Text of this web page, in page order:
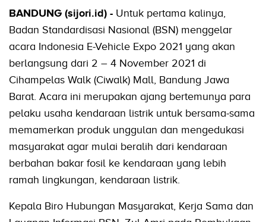
BANDUNG (sijori.id) - Untuk pertama kalinya,
Badan Standardisasi Nasional (BSN) menggelar
acara Indonesia E-Vehicle Expo 2021 yang akan
berlangsung dari 2 – 4 November 2021 di
Cihampelas Walk (Ciwalk) Mall, Bandung Jawa
Barat. Acara ini merupakan ajang bertemunya para
pelaku usaha kendaraan listrik untuk bersama-sama
memamerkan produk unggulan dan mengedukasi
masyarakat agar mulai beralih dari kendaraan
berbahan bakar fosil ke kendaraan yang lebih
ramah lingkungan, kendaraan listrik.
Kepala Biro Hubungan Masyarakat, Kerja Sama dan